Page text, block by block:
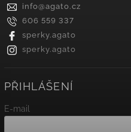
info@agato.cz
606 559 337
sperky.agato
sperky.agato
PŘIHLÁŠENÍ
E-mail